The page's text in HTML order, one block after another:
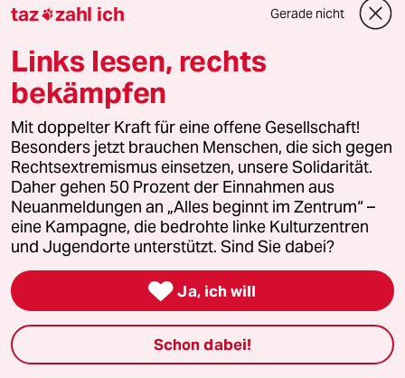
taz zahl ich
recherchefonds ausland
panterstiftung
panterpreis 2026
Podcast
bundestalk
fernverbindung
taz zahl ich Gerade nicht
Links lesen, rechts
bekämpfen
Mit doppelter Kraft für eine offene Gesellschaft!
Besonders jetzt brauchen Menschen, die sich gegen
Rechtsextremismus einsetzen, unsere Solidarität.
Daher gehen 50 Prozent der Einnahmen aus
Neuanmeldungen an „Alles beginnt im Zentrum“ –
eine Kampagne, die bedrohte linke Kulturzentren
und Jugendorte unterstützt. Sind Sie dabei?
 Ja, ich will
Schon dabei!